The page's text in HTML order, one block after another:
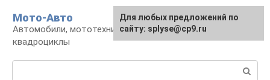
контенту
Мото-Авто
Автомобили, мототехника, снегоходы,
квадроциклы
Для любых предложений по
сайту: splyse@cp9.ru